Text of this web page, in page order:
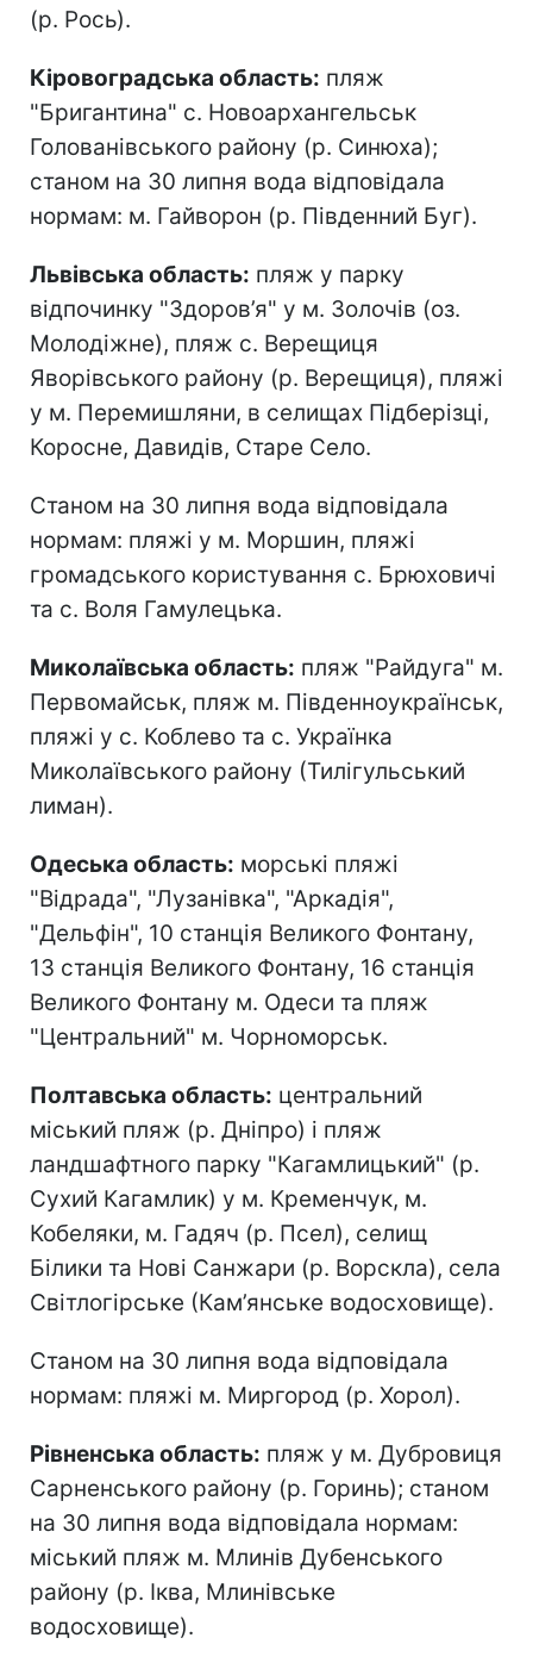
(р. Рось).
Кіровоградська область: пляж
"Бригантина" с. Новоархангельськ
Голованівського району (р. Синюха);
станом на 30 липня вода відповідала
нормам: м. Гайворон (р. Південний Буг).
Львівська область: пляж у парку
відпочинку "Здоров’я" у м. Золочів (оз.
Молодіжне), пляж с. Верещиця
Яворівського району (р. Верещиця), пляжі
у м. Перемишляни, в селищах Підберізці,
Коросне, Давидів, Старе Село.
Станом на 30 липня вода відповідала
нормам: пляжі у м. Моршин, пляжі
громадського користування с. Брюховичі
та с. Воля Гамулецька.
Миколаївська область: пляж "Райдуга" м.
Первомайськ, пляж м. Південноукраїнськ,
пляжі у с. Коблево та с. Українка
Миколаївського району (Тилігульський
лиман).
Одеська область: морські пляжі
"Відрада", "Лузанівка", "Аркадія",
"Дельфін", 10 станція Великого Фонтану,
13 станція Великого Фонтану, 16 станція
Великого Фонтану м. Одеси та пляж
"Центральний" м. Чорноморськ.
Полтавська область: центральний
міський пляж (р. Дніпро) і пляж
ландшафтного парку "Кагамлицький" (р.
Сухий Кагамлик) у м. Кременчук, м.
Кобеляки, м. Гадяч (р. Псел), селищ
Білики та Нові Санжари (р. Ворскла), села
Світлогірське (Кам’янське водосховище).
Станом на 30 липня вода відповідала
нормам: пляжі м. Миргород (р. Хорол).
Рівненська область: пляж у м. Дубровиця
Сарненського району (р. Горинь); станом
на 30 липня вода відповідала нормам:
міський пляж м. Млинів Дубенського
району (р. Іква, Млинівське
водосховище).